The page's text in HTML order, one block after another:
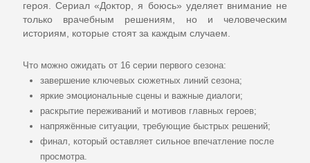
героя. Сериал«Доктор, я боюсь» уделяет внимание не
только врачебным решениям, но и человеческим
историям, которые стоят за каждым случаем.
Что можно ожидать от 16 серии первого сезона:
завершение ключевых сюжетных линий сезона;
яркие эмоциональные сцены и важные диалоги;
раскрытие переживаний и мотивов главных героев;
напряжённые ситуации, требующие быстрых решений;
финал, который оставляет сильное впечатление после
просмотра.